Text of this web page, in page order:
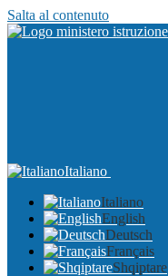
Salta al contenuto
Italiano
Italiano
English
Deutsch
Français
Shqiptare